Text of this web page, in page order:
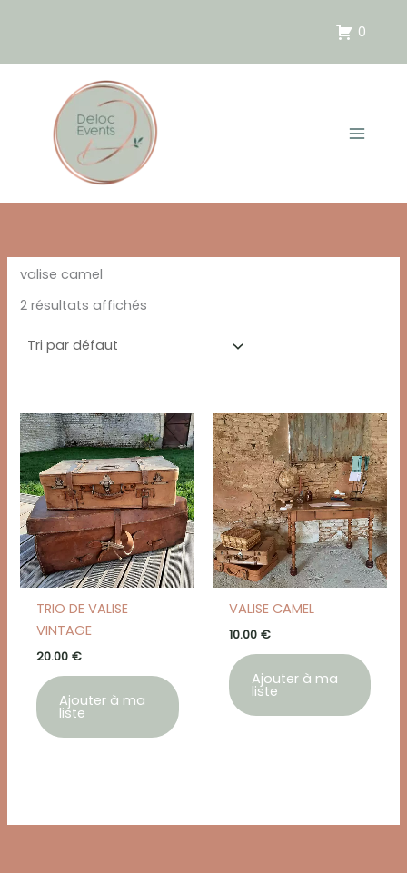
0
valise camel
2 résultats affichés
TRIO DE VALISE
VINTAGE
20.00 €
Ajouter à ma
liste
VALISE CAMEL
10.00 €
Ajouter à ma
liste